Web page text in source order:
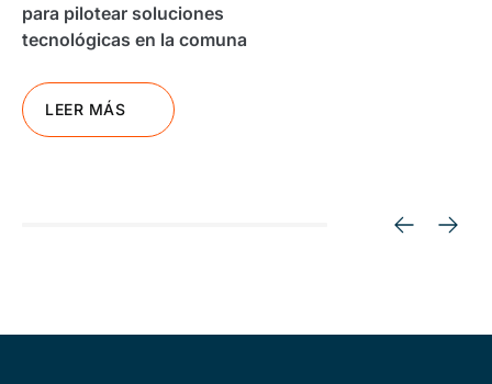
para pilotear soluciones
tecnológicas en la comuna
LEER MÁS